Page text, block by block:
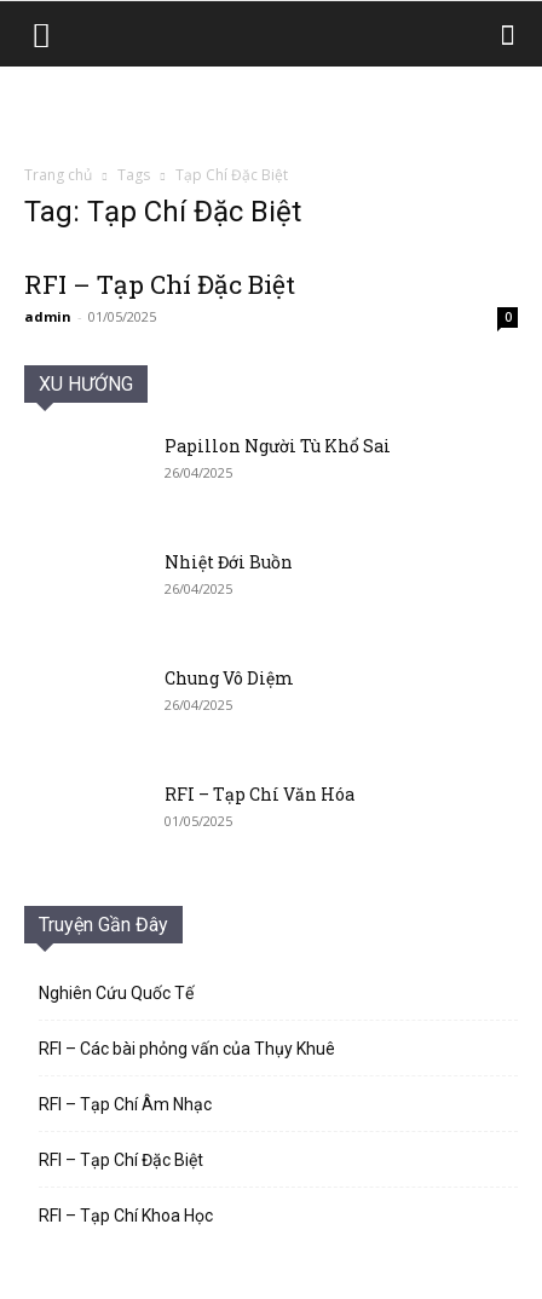
Trang chủ Tags Tạp Chí Đặc Biệt
Tag: Tạp Chí Đặc Biệt
RFI – Tạp Chí Đặc Biệt
admin - 01/05/2025 0
XU HƯỚNG
Papillon Người Tù Khổ Sai
26/04/2025
Nhiệt Đới Buồn
26/04/2025
Chung Vô Diệm
26/04/2025
RFI – Tạp Chí Văn Hóa
01/05/2025
Truyện Gần Đây
Nghiên Cứu Quốc Tế
RFI – Các bài phỏng vấn của Thụy Khuê
RFI – Tạp Chí Âm Nhạc
RFI – Tạp Chí Đặc Biệt
RFI – Tạp Chí Khoa Học